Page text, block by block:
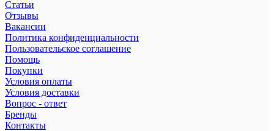
Статьи
Отзывы
Вакансии
Политика конфиденциальности
Пользовательское соглашение
Помощь
Покупки
Условия оплаты
Условия доставки
Вопрос - ответ
Бренды
Контакты